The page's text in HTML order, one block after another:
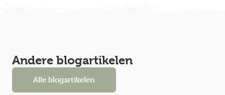
Andere blogartikelen
Alle blogartikelen